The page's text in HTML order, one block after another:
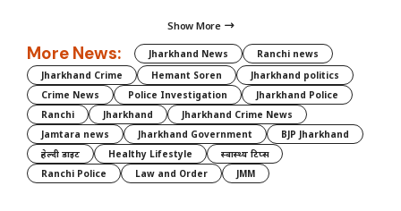
Show More
More News: Jharkhand News
Ranchi news
Jharkhand Crime
Hemant Soren
Jharkhand politics
Crime News
Police Investigation
Jharkhand Police
Ranchi
Jharkhand
Jharkhand Crime News
Jamtara news
Jharkhand Government
BJP Jharkhand
हेल्दी डाइट
Healthy Lifestyle
स्वास्थ्य टिप्स
Ranchi Police
Law and Order JMM